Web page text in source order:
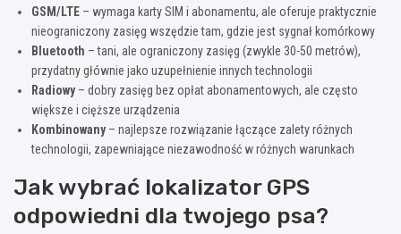
GSM/LTE – wymaga karty SIM i abonamentu, ale oferuje praktycznie
nieograniczony zasięg wszędzie tam, gdzie jest sygnał komórkowy
Bluetooth – tani, ale ograniczony zasięg (zwykle 30-50 metrów),
przydatny głównie jako uzupełnienie innych technologii
Radiowy– dobry zasięg bez opłat abonamentowych, ale często
większe i cięższe urządzenia
Kombinowany– najlepsze rozwiązanie łączące zalety różnych
technologii, zapewniające niezawodność w różnych warunkach
Jak wybrać lokalizator GPS
odpowiedni dla twojego psa?